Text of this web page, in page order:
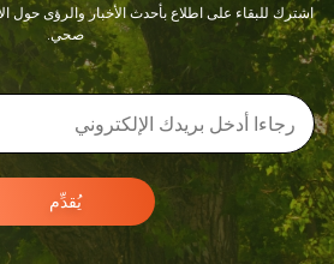
اشترك للبقاء على اطلاع بأحدث الأخبار والرؤى حول
صحي.
يُقدِّم